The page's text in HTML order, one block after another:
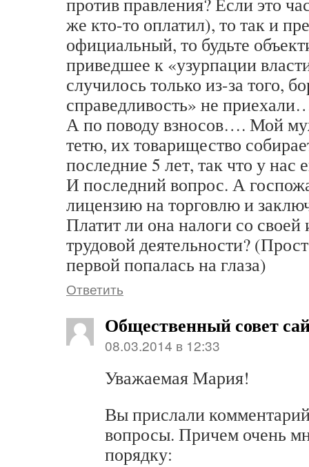
же кто-то оплатил), то так и
официальный, то будьте
приведшее к «узурпации
случилось только из-за того,
справедливость» не
А по поводу взносов…. Мой
тетю, их товарищество
последние 5 лет, так что у нас
И последний вопрос. А
лицензию на торговлю и
Платит ли она налоги со
трудовой деятельности?
первой попалась на глаза)
Ответить
Общественный совет
08.03.2014 в 12:33
Уважаемая Мария!
Вы прислали
вопросы. Причем очень
порядку: